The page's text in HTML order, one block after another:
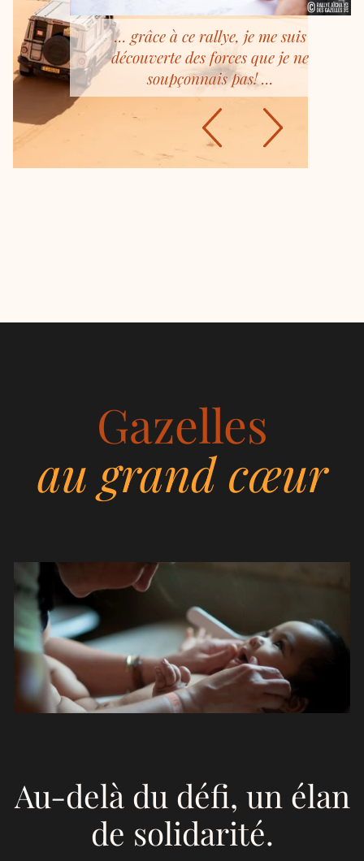
Respect de
l’environnement
féminin
... grâce à ce rallye, je me suis
découverte des forces que je ne
soupçonnais pas! ...
Gazelles
au grand cœur
Au-delà du défi, un élan
de solidarité.